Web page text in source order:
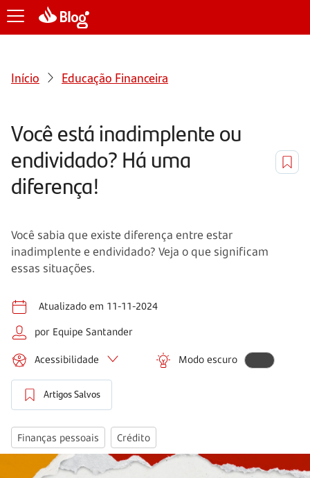
Início Educação Financeira
Você está inadimplente ou
endividado? Há uma
diferença!
Você sabia que existe diferença entre estar
inadimplente e endividado? Veja o que significam
essas situações.
Atualizado em 11-11-2024
por Equipe Santander
Acessibilidade Modo escuro
Artigos Salvos
Finanças pessoais Crédito